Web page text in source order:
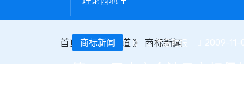
首页 》商标频道 》 商标新闻
商标新闻 信息时报 2009-11-